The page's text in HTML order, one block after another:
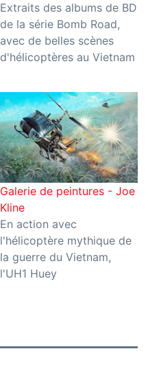
Extraits des albums de BD
de la série Bomb Road,
avec de belles scènes
d'hélicoptères au Vietnam
Galerie de peintures - Joe
Kline
En action avec
l'hélicoptère mythique de
la guerre du Vietnam,
l'UH1 Huey